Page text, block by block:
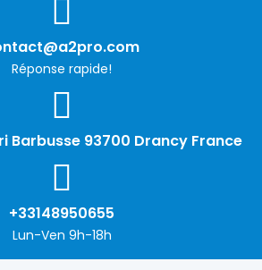
Réponse rapide!
Barbusse 93700 Drancy France
+33148950655
Lun-Ven 9h-18h